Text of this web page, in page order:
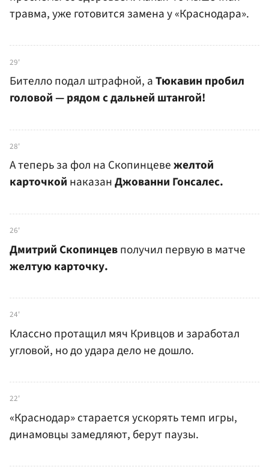
травма, уже готовится замена у «Краснодара».
29'
Бителло подал штрафной, аТюкавин пробил
головой — рядом с дальней штангой!
28'
А теперь за фол на Скопинцевежелтой
карточкой наказанДжованни Гонсалес.
26'
Дмитрий Скопинцевполучил первую в матче
желтую карточку.
24'
Классно протащил мяч Кривцов и заработал
угловой, но до удара дело не дошло.
22'
«Краснодар» старается ускорять темп игры,
динамовцы замедляют, берут паузы.